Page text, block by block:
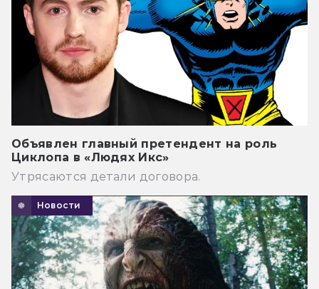
Объявлен главный претендент на роль
Циклопа в «Людях Икс»
Утрясаются детали договора.
Новости